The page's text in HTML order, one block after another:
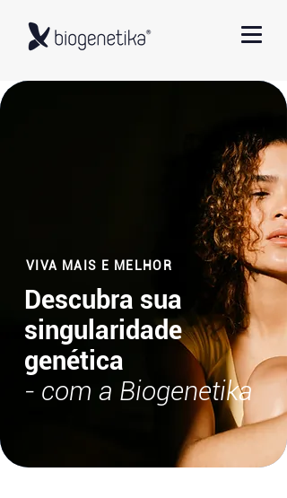
VIVA MAIS E MELHOR
Descubra sua
singularidade
genética
- com a Biogenetika